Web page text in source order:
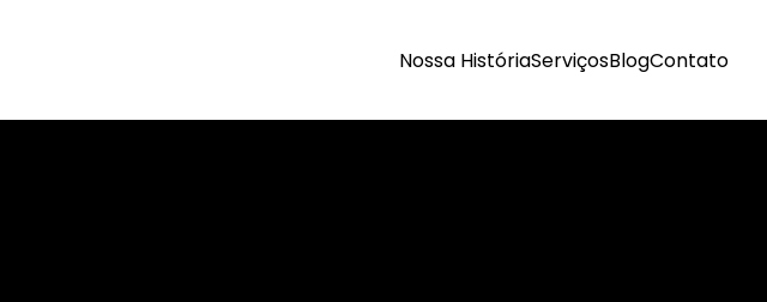
Nossa HistóriaServiçosBlogContato